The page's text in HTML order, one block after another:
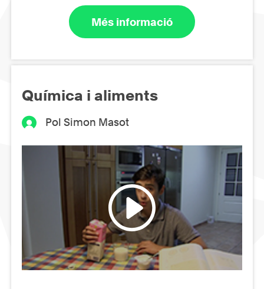
Més informació
Química i aliments
Pol Simon Masot